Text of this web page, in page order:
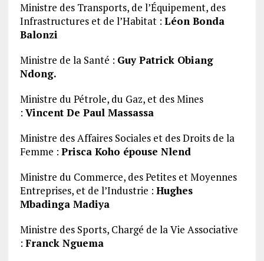
Ministre des Transports, de l’Équipement, des
Infrastructures et de l’Habitat : Léon Bonda
Balonzi
Ministre de la Santé : Guy Patrick Obiang
Ndong.
Ministre du Pétrole, du Gaz, et des Mines
: Vincent De Paul Massassa
Ministre des Affaires Sociales et des Droits de la
Femme : Prisca Koho épouse Nlend
Ministre du Commerce, des Petites et Moyennes
Entreprises, et de l’Industrie : Hughes
Mbadinga Madiya
Ministre des Sports, Chargé de la Vie Associative
: Franck Nguema